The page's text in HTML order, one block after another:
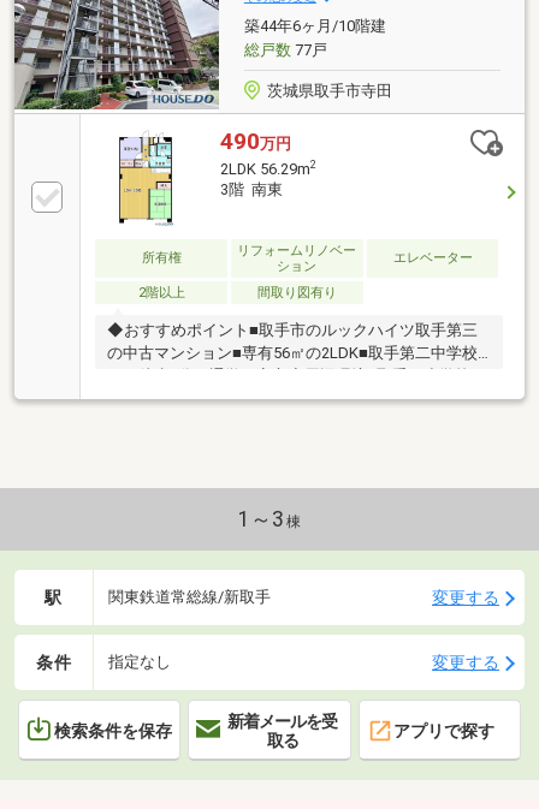
築44年6ヶ月/10階建
総戸数77戸
茨城県取手市寺田
490万円
2LDK 56.29m2
3階 南東
所有権
リフォームリノベー
ション
エレベーター
2階以上 間取り図有り
◆おすすめポイント■取手市のルックハイツ取手第三
の中古マンション■専有56㎡の2LDK■取手第二中学校
まで徒歩4分で通学も安心◆周辺環境■取手西小学校へ
は徒歩約9分■寺原駅へは徒歩約12分■スーパーママも
1～3 棟
駅 関東鉄道常総線/新取手 変更する
条件 指定なし 変更する
検索条件を保存
新着メールを受
取る
アプリで探す